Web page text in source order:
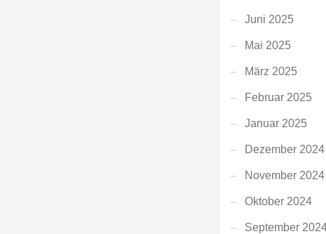
Juni 2025
Mai 2025
März 2025
Februar 2025
Januar 2025
Dezember 2024
November 2024
Oktober 2024
September